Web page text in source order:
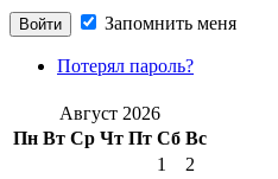
Запомнить меня
Потерял пароль?
Август 2026
Пн Вт Ср Чт Пт Сб Вс
1
2